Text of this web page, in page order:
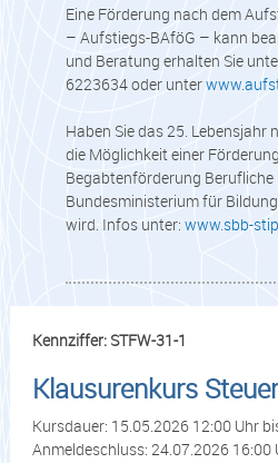
Eine Förderung nach dem
– Aufstiegs-BAföG – kann
und Beratung erhalten Sie
6223634 oder unter
Haben Sie das 25.
die Möglichkeit einer
Begabtenförderung
Bundesministerium für
wird. Infos unter: www.sbb-
Kennziffer: STFW-31-1
Klausurenkurs
Kursdauer: 15.05.2026 12:00 Uhr
Anmeldeschluss: 24.07.2026 16:00